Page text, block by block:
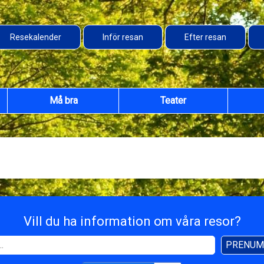
Resekalender Inför resan Efter resan
Må bra Teater
Vill du ha information om våra resor?